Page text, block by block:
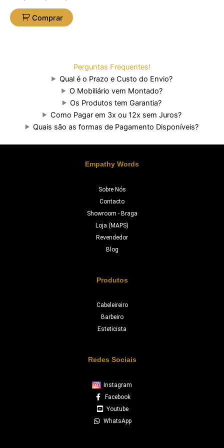
Comprar
Perguntas Frequentes!
Qual é o Prazo e Custo do Envio?
O Mobiliário vem Montado?
Os Produtos tem Garantia?
Como Pagar em 3x ou 12x sem Juros?
Quais são as formas de Pagamento Disponíveis?
Empathy Words
Sobre Nós
Contacto
Showroom - Braga
Loja (MAPS)
Revendedor
Blog
Produtos
Cabeleireiro
Barbeiro
Esteticista
Redes Sociais
Instagram
Facebook
Youtube
WhatsApp